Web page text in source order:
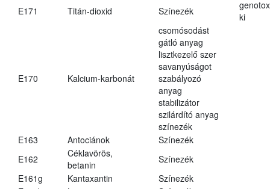
E171
Titán-dioxid Színezék
ki
E170 Kalcium-karbonát
csomósodást
gátló anyag
lisztkezelő szer
savanyúságot
szabályozó
anyag
stabilizátor
szilárdító anyag
színezék
E163
Antociánok
Színezék
E162
Céklavörös,
betanin
Színezék
E161g
Kantaxantin
Színezék